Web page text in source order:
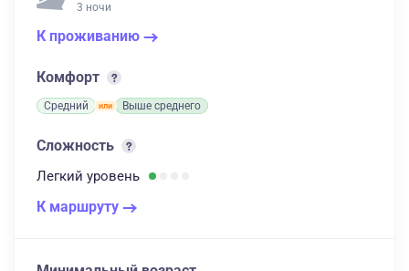
3 ночи
К проживанию
Комфорт
Средний Выше среднего
Сложность
Легкий уровень
К маршруту